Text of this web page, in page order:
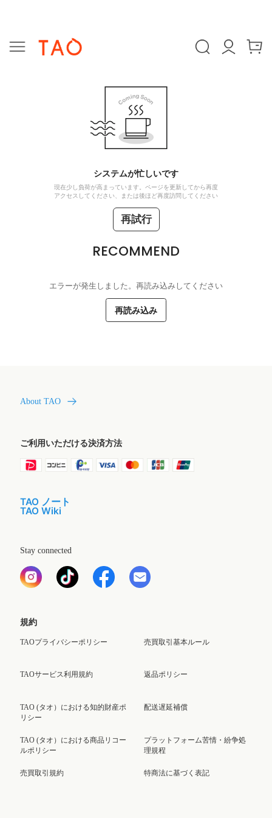
システムが忙しいです
現在少し負荷が高まっています。ページを更新してから再度
アクセスしてください、または後ほど再度訪問してください
再試行
RECOMMEND
エラーが発生しました。再読み込みしてください
再読み込み
About TAO
ご利用いただける決済方法
TAO ノート
TAO Wiki
Stay connected
規約
TAOプライバシーポリシー
TAOサービス利用規約
TAO (タオ）における知的財産ポ
リシー
TAO (タオ）における商品リコー
ルポリシー
売買取引規約
売買取引基本ルール
返品ポリシー
配送遅延補償
プラットフォーム苦情・紛争処
理規程
特商法に基づく表記